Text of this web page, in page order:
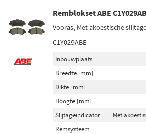
Remblokset ABE
Vooras, Met akoestische
C1Y029ABE
Inbouwplaats
Breedte [mm]
Dikte [mm]
Hoogte [mm]
Slijtageindicator
Met
Remsysteem